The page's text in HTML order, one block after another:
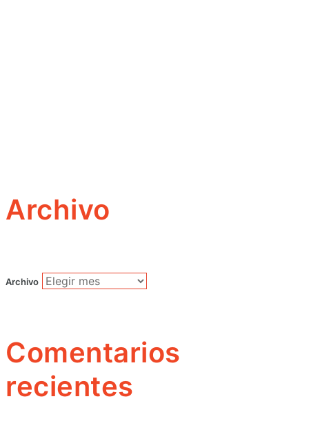
Archivo
Archivo
Comentarios
recientes